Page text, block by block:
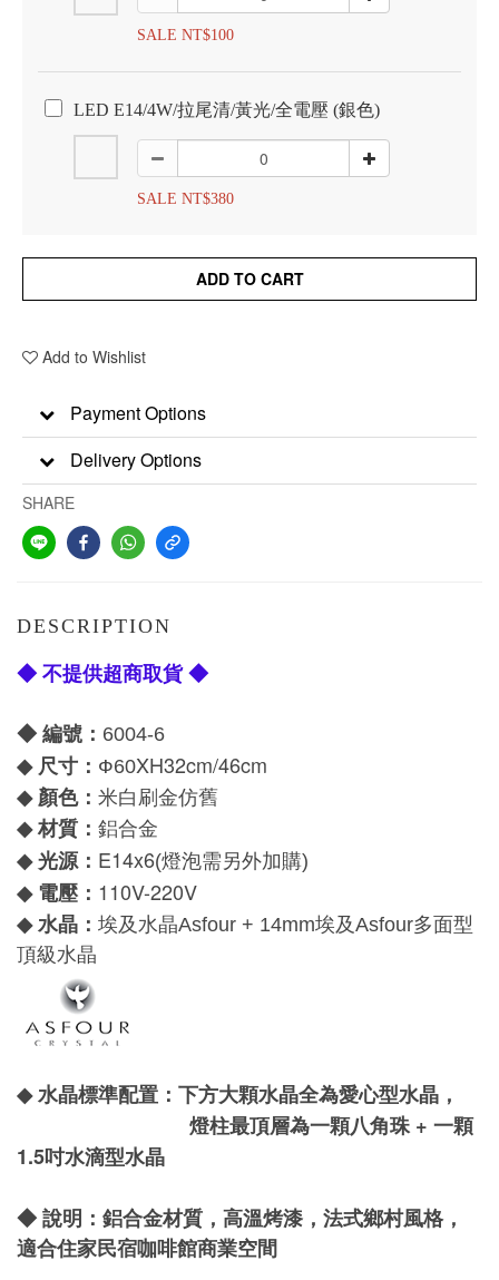
SALE NT$100
LED E14/4W/拉尾清/黃光/全電壓 (銀色)
SALE NT$380
ADD TO CART
Add to Wishlist
Payment Options
Delivery Options
SHARE
DESCRIPTION
◆ 不提供超商取貨 ◆
◆ 編號： 6004-6
◆ 尺寸： Ф60XH32cm/46cm
◆ 顏色： 米白刷金仿舊
◆ 材質： 鋁合金
◆ 光源： E14x6(燈泡需另外加購)
◆ 電壓： 110V-220V
◆ 水晶： 埃及水晶Asfour + 14mm埃及Asfour多面型
頂級水晶
◆ 水晶標準配置：下方大顆水晶全為愛心型水晶，
燈柱最頂層為一顆八角珠 + 一顆
1.5吋水滴型水晶
◆ 說明： 鋁合金材質，高溫烤漆，法式鄉村風格，
適合住家民宿咖啡館商業空間